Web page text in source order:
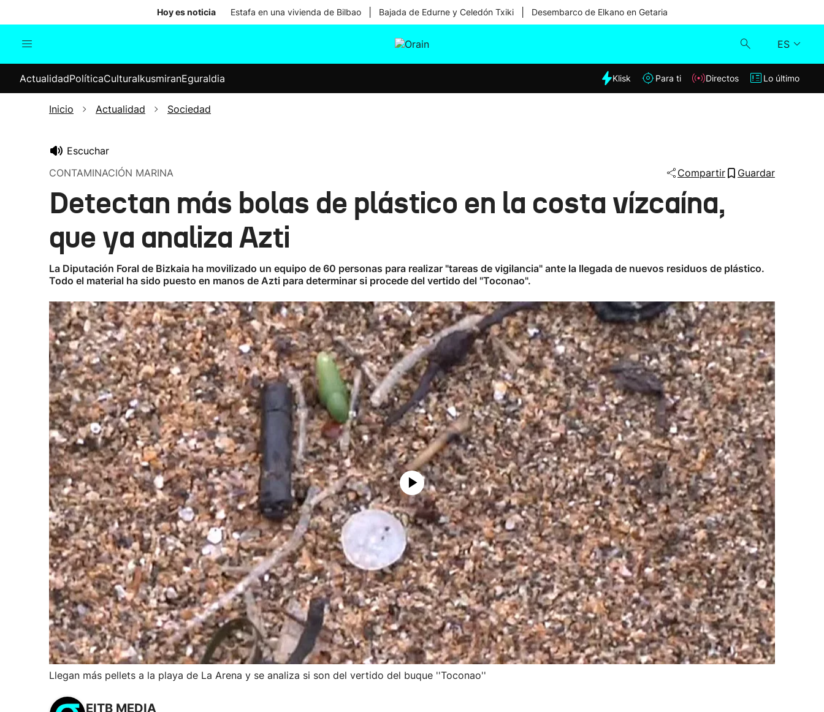
Hoy es noticia Estafa en una vivienda de Bilbao Bajada de Edurne y Celedón Txiki Desembarco de Elkano en Getaria
ES
Internacional
Elecciones
Klisk
ActualidadPolíticaCulturaIkusmiranEguraldia Klisk Para ti Directos Lo último
Inicio Actualidad Sociedad
Escuchar
CONTAMINACIÓN MARINA
Compartir Guardar
Detectan más bolas de plástico en la costa vízcaína,
que ya analiza Azti
La Diputación Foral de Bizkaia ha movilizado un equipo de 60 personas para realizar "tareas de vigilancia" ante la llegada de nuevos residuos de plástico.
Todo el material ha sido puesto en manos de Azti para determinar si procede del vertido del "Toconao".
Llegan más pellets a la playa de La Arena y se analiza si son del vertido del buque ''Toconao''
EITB MEDIA